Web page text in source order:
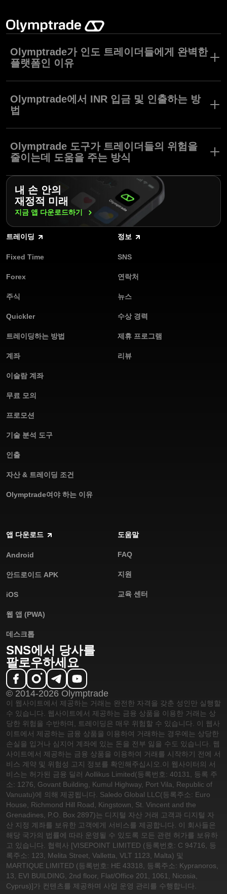
Olymptrade가 인도 트레이더들에게 완벽한
플랫폼인 이유
시간 현지 언어 지원 등을 서비스하여 인도 내 사용자들에게 트레이
딩을 쉽게 만들어줍니다. 10년 이상의 경력과 전세계 1억명 이상의
사용자를 자랑하는 Olymptrade는 신뢰성과 투명성으로 그 명성을
쌓아왔습니다. 트레이딩 초보는 물론 숙련된 경험자까지, 모두가 무
활용하여 더욱 자신감있게 트레이딩할 수 있습니다.
Olymptrade에서 INR 입금 및 인출하는 방
법
있습니다. Olymptrade는 UPI, Neteller, Skrill 등 인기 현지 결제 수
단을 지원하며 안전하고 편리한 거래를 보장합니다. 클릭 몇 번 만
으로 원하는 결제 수단을 선택하고 금액을 입력한 뒤 거래를 완료할
수 있습니다. 플랫폼이 수수료 없는 입금 및 인출을 지원하기 때문
에, 추가 수수료에 대한 걱정 없이 트레이딩 경험에만 온전히 집중
할 수 있습니다.
Olymptrade 도구가 트레이더들의 위험을
줄이는데 도움을 주는 방식
Olymptrade는 트레이더들이 위험은 최소화하되 잠재력은 극대화할
수 있도록 다양한 도구들을 지원합니다. 무위험 모의 계좌,
Stop Loss/Take Profit, 잔액 마이너스 보호 등의 기능은 자신감 있
게 트레이딩을 통제할 수 있게 해줍니다. 또한, Olymptrade의 트레
이딩 애널라이저는 성과에 대한 상세한 통찰력을 제공하여 나의 전
러한 도구들은 트레이더들이 위험을 관리할 수 있는 수준으로 유지
Olymptrade가 초보자와 전문가 모두에게 훌륭한 선택지인 이유입
내 손 안의
재정적 미래
지금 앱 다운로드하기
트레이딩
Fixed Time
Forex
주식
Quickler
트레이딩하는 방법
계좌
이슬람 계좌
무료 모의
프로모션
기술 분석 도구
인출
자산 & 트레이딩 조건
Olymptrade여야 하는 이유
정보
SNS
연락처
뉴스
수상 경력
제휴 프로그램
리뷰
앱 다운로드
Android
안드로이드 APK
iOS
웹 앱 (PWA)
데스크톱
도움말
FAQ
지원
교육 센터
SNS에서 당사를
팔로우하세요
© 2014-2026 Olymptrade
이 웹사이트에서 제공하는 거래는 완전한 자격을 갖춘 성인만 실행할
수 있습니다. 웹사이트에서 제공하는 금융 상품을 이용한 거래는 상
당한 위험을 수반하며, 트레이딩은 매우 위험할 수 있습니다. 이 웹사
이트에서 제공하는 금융 상품을 이용하여 거래하는 경우에는 상당한
손실을 입거나 심지어 계좌에 있는 돈을 전부 잃을 수도 있습니다. 웹
사이트에서 제공하는 금융 상품을 이용하여 거래를 시작하기 전에 서
비스 계약 및 위험성 고지 정보를 확인해주십시오. 이 웹사이터의 서
비스는 허가된 금융 딜러 Aollikus Limited(등록번호: 40131, 등록 주
소: 1276, Govant Building, Kumul Highway, Port Vila, Republic of
Vanuatu)에 의해 제공됩니다. Saledo Global LLC(등록주소: Euro
House, Richmond Hill Road, Kingstown, St. Vincent and the
Grenadines, P.O. Box 2897)는 디지털 자산 거래 고객과 디지털 자
산 지정 계좌를 보유한 고객에게 서비스를 제공합니다. 이 회사들은
해당 국가의 법률에 따라 운영될 수 있도록 모든 관련 허가를 보유하
고 있습니다. 협력사 [VISEPOINT LIMITED (등록번호: C 94716, 등
록주소: 123, Melita Street, Valletta, VLT 1123, Malta) 및
MARTIQUE LIMITED (등록번호: HE 43318, 등록주소: Kypranoros,
13, EVI BUILDING, 2nd floor, Flat/Office 201, 1061, Nicosia,
Cyprus)]가 컨텐츠를 제공하며 사업 운영 관리를 수행합니다.